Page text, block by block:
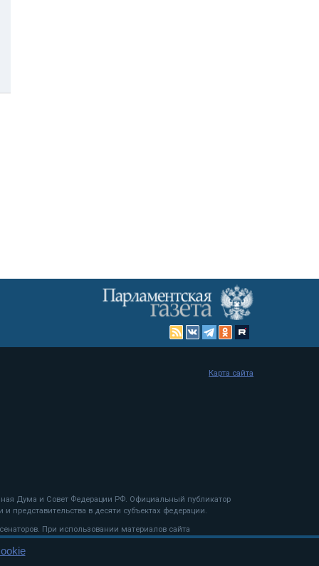
Дума и Совет Федерации РФ. Официальный публикатор
представительства в десяти субъектах федерации.
При использовании материалов сайта
Карта сайта